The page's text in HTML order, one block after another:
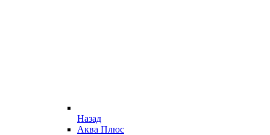
Назад
Аква Плюс